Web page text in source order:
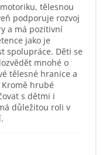
tělesnou
podporuje rozvoj
a má pozitivní
jako je
spolupráce. Děti se
mnohé o
tělesné hranice a
hrubé
s dětmi i
důležitou roli v